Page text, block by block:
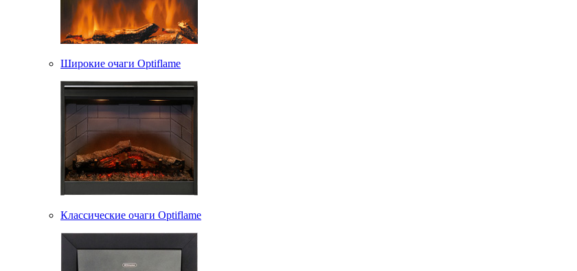
Широкие очаги Optiflame
Классические очаги Optiflame